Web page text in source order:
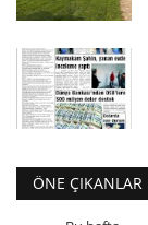
ÖNE ÇIKANLAR